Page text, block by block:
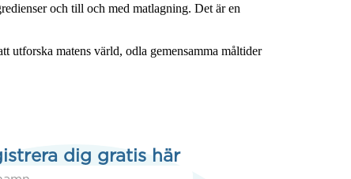
och till och med matlagning. Det är en
utforska matens värld, odla gemensamma måltider
dig gratis här